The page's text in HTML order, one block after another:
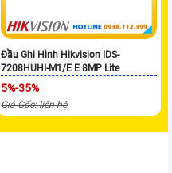
Đầu Ghi Hình Hikvision IDS-
7208HUHI-M1/E E 8MP Lite
5%-35%
Giá Gốc: liên hệ